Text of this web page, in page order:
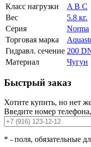
Класс нагрузки
A B C
Вес
5.8 кг.
Серия
Norma
Торговая марка
Гидравл. сечение 200
Материал
Чугун
Быстрый заказ
Хотите купить, но нет
Введите номер
* - поля, обязательные